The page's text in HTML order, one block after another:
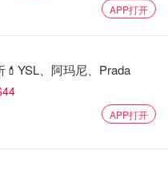
是博物馆的艺术品商店，
APP打开
💄YSL、阿玛尼、Prada
APP打开